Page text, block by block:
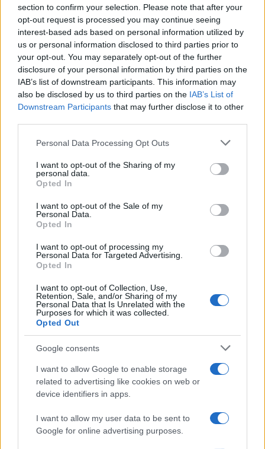
section to confirm your selection. Please note that after your
opt-out request is processed you may continue seeing
interest-based ads based on personal information utilized by
us or personal information disclosed to third parties prior to
your opt-out. You may separately opt-out of the further
disclosure of your personal information by third parties on the
IAB’s list of downstream participants. This information may
also be disclosed by us to third parties on the IAB’s List of
Downstream Participants that may further disclose it to other
Please note that this website/app uses one or more Google
not limited to your visit or usage behaviour. You may click to
grant or deny consent to Google and its third-party tags to
use your data for below specified purposes in below Google
consent section.
Personal Data Processing Opt Outs
I want to opt-out of the Sharing of my
personal data.
Opted In
I want to opt-out of the Sale of my
Personal Data.
Opted In
I want to opt-out of processing my
Personal Data for Targeted Advertising.
Opted In
I want to opt-out of Collection, Use,
Retention, Sale, and/or Sharing of my
Personal Data that Is Unrelated with the
Purposes for which it was collected.
Opted Out
Google consents
I want to allow Google to enable storage
related to advertising like cookies on web or
device identifiers in apps.
I want to allow my user data to be sent to
Google for online advertising purposes.
Inviaci le tue segnalazioni,
i tuoi video e le tue foto
Su WhatsApp al numero +39
345 356 7512
Ricevi le nostre ultime news
F
a
ce
b
o
o
k
T
w
it
te
r
Pi
n
te
re
st
W
h
at
s
A
p
p
S
h
a
re
Articolo precedente
NOTIZIE RECENTI
Gallura